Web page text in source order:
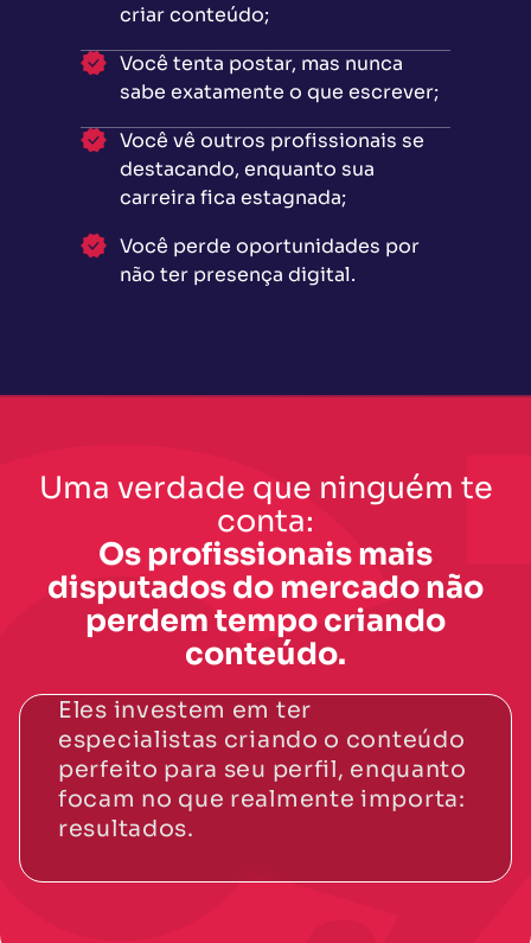
criar conteúdo;
Você tenta postar, mas nunca
sabe exatamente o que escrever;
Você vê outros profissionais se
destacando, enquanto sua
carreira fica estagnada;
Você perde oportunidades por
não ter presença digital.
Uma verdade que ninguém te
conta:
Os profissionais mais
disputados do mercado não
perdem tempo criando
conteúdo.
Eles investem em ter
especialistas criando o conteúdo
perfeito para seu perfil, enquanto
focam no que realmente importa:
resultados.